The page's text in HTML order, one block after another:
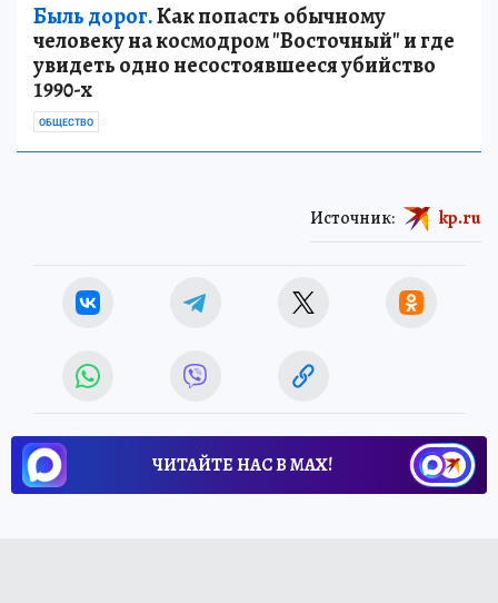
Быль дорог.Как попасть обычному
человеку на космодром "Восточный" и где
увидеть одно несостоявшееся убийство
1990-х
ОБЩЕСТВО
Источник: kp.ru
ЧИТАЙТЕ НАС В МАХ!